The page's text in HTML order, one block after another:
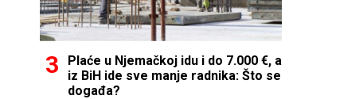
Plaće u Njemačkoj idu i do 7.000 €, a
iz BiH ide sve manje radnika: Što se
događa?